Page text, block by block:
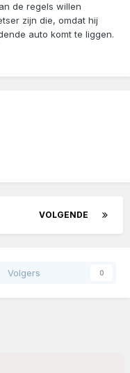
de regels willen
zijn die, omdat hij
auto komt te liggen.
VOLGENDE
Volgers 0